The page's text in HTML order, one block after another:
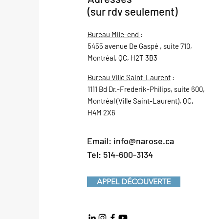
(sur rdv seulement)
Bureau Mile-end :
5455 avenue De Gaspé , suite 710,
Montréal, QC, H2T 3B3
Bureau Ville Saint-Laurent:
1111 Bd Dr.-Frederik-Philips, suite 600,
Montréal (Ville Saint-Laurent), QC,
H4M 2X6
Email: info@narose.ca
Tel: 514-600-3134
APPEL DÉCOUVERTE